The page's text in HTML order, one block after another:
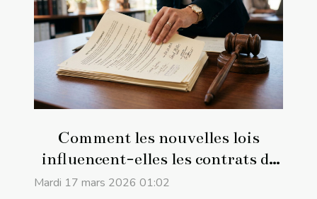
Comment les nouvelles lois
influencent-elles les contrats de
travail ?
Mardi 17 mars 2026 01:02